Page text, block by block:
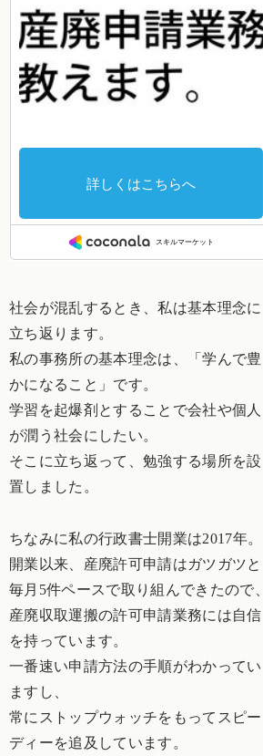
社会が混乱するとき、私は基本理念に
立ち返ります。
私の事務所の基本理念は、「学んで豊
かになること」です。
学習を起爆剤とすることで会社や個人
が潤う社会にしたい。
そこに立ち返って、勉強する場所を設
置しました。
ちなみに私の行政書士開業は2017年。
開業以来、産廃許可申請はガツガツと
毎月5件ペースで取り組んできたので、
産廃収取運搬の許可申請業務には自信
を持っています。
一番速い申請方法の手順がわかってい
ますし、
常にストップウォッチをもってスピー
ディーを追及しています。